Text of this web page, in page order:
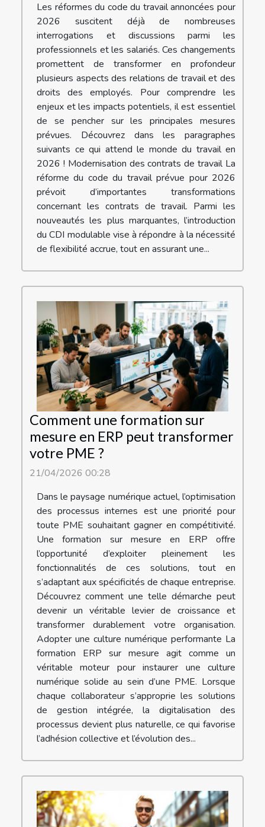
Les réformes du code du travail annoncées pour
2026 suscitent déjà de nombreuses
interrogations et discussions parmi les
professionnels et les salariés. Ces changements
promettent de transformer en profondeur
plusieurs aspects des relations de travail et des
droits des employés. Pour comprendre les
enjeux et les impacts potentiels, il est essentiel
de se pencher sur les principales mesures
prévues. Découvrez dans les paragraphes
suivants ce qui attend le monde du travail en
2026 ! Modernisation des contrats de travail La
réforme du code du travail prévue pour 2026
prévoit d’importantes transformations
concernant les contrats de travail. Parmi les
nouveautés les plus marquantes, l’introduction
du CDI modulable vise à répondre à la nécessité
de flexibilité accrue, tout en assurant une...
Comment une formation sur
mesure en ERP peut transformer
votre PME ?
21/04/2026 00:28
Dans le paysage numérique actuel, l’optimisation
des processus internes est une priorité pour
toute PME souhaitant gagner en compétitivité.
Une formation sur mesure en ERP offre
l’opportunité d’exploiter pleinement les
fonctionnalités de ces solutions, tout en
s’adaptant aux spécificités de chaque entreprise.
Découvrez comment une telle démarche peut
devenir un véritable levier de croissance et
transformer durablement votre organisation.
Adopter une culture numérique performante La
formation ERP sur mesure agit comme un
véritable moteur pour instaurer une culture
numérique solide au sein d’une PME. Lorsque
chaque collaborateur s’approprie les solutions
de gestion intégrée, la digitalisation des
processus devient plus naturelle, ce qui favorise
l’adhésion collective et l’évolution des...